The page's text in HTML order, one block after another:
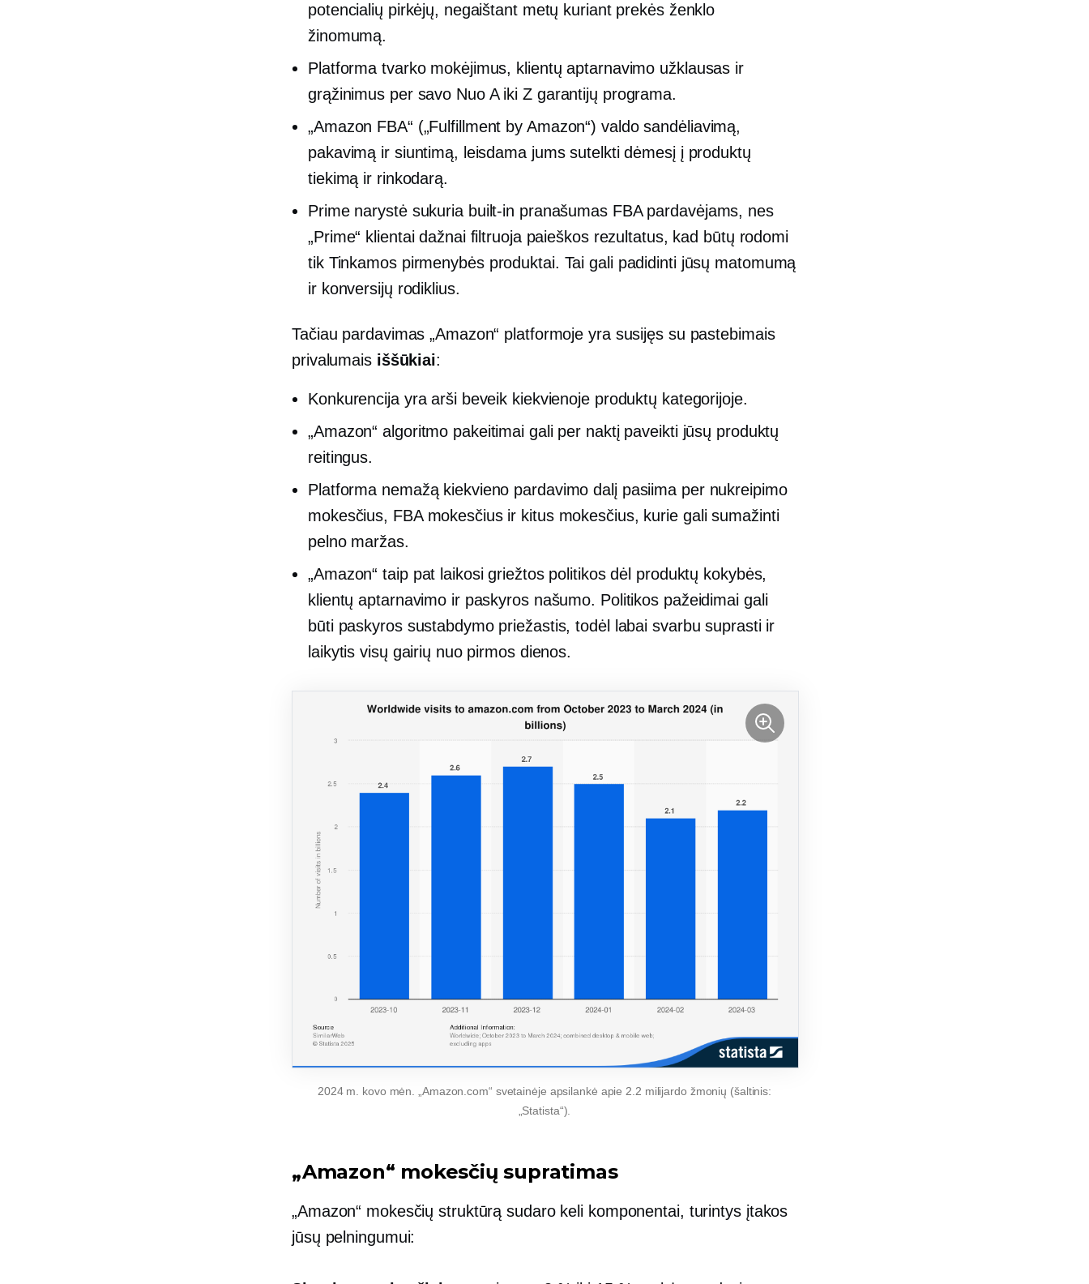
potencialių pirkėjų, negaištant metų kuriant prekės ženklo
žinomumą.
Platforma tvarko mokėjimus, klientų aptarnavimo užklausas ir
grąžinimus per savo Nuo A iki Zgarantijų programa.
„Amazon FBA“ („Fulfillment by Amazon“) valdo sandėliavimą,
pakavimą ir siuntimą, leisdama jums sutelkti dėmesį į produktų
tiekimą ir rinkodarą.
Prime narystė sukuria built-in pranašumas FBA pardavėjams, nes
„Prime“ klientai dažnai filtruoja paieškos rezultatus, kad būtų rodomi
tik Tinkamos pirmenybėsproduktai. Tai gali padidinti jūsų matomumą
ir konversijų rodiklius.
Tačiau pardavimas „Amazon“ platformoje yra susijęs su pastebimais
privalumais iššūkiai:
Konkurencija yra arši beveik kiekvienoje produktų kategorijoje.
„Amazon“ algoritmo pakeitimai gali per naktį paveikti jūsų produktų
reitingus.
Platforma nemažą kiekvieno pardavimo dalį pasiima per nukreipimo
mokesčius, FBA mokesčius ir kitus mokesčius, kurie gali sumažinti
pelno maržas.
„Amazon“ taip pat laikosi griežtos politikos dėl produktų kokybės,
klientų aptarnavimo ir paskyros našumo. Politikos pažeidimai gali
būti paskyros sustabdymo priežastis, todėl labai svarbu suprasti ir
laikytis visų gairių nuo pirmos dienos.
2024 m. kovo mėn. „Amazon.com“ svetainėje apsilankė apie 2.2 milijardo žmonių (šaltinis:
„Statista“).
„Amazon“ mokesčių supratimas
„Amazon“ mokesčių struktūrą sudaro keli komponentai, turintys įtakos
jūsų pelningumui: